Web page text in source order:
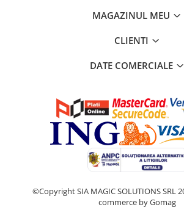
MAGAZINUL MEU
CLIENTI
DATE COMERCIALE
©Copyright SIA MAGIC SOLUTIONS SRL
commerce by Gomag